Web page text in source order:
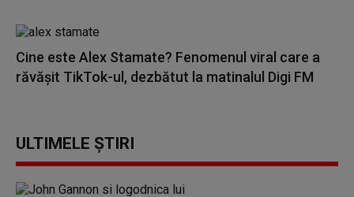
Cine este Alex Stamate? Fenomenul viral care a
răvășit TikTok-ul, dezbătut la matinalul Digi FM
ULTIMELE ȘTIRI